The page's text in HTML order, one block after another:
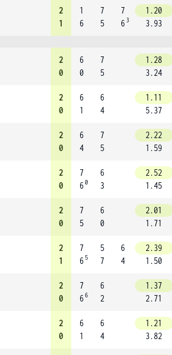
2
1
1
6
7
5
7
6 3
1.20
3.93
2
0
6
0
7
5
1.28
3.24
2
0
6
1
6
4
1.11
5.37
2
0
6
4
7
5
2.22
1.59
2
0
7
60
6
3
2.52
1.45
2
0
7
5
6
0
2.01
1.71
2
1
7
6 5
5
7
6
4
2.39
1.50
2
0
7
66
6
2
1.37
2.71
2
0
6
1
6
4
1.21
3.82